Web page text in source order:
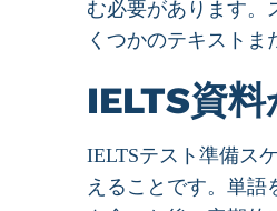
む必要があります。
くつかのテキストま
IELTS資
IELTSテスト準備ス
えることです。単語